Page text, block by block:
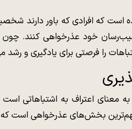
است که افرادی که باور دارند
خود عذرخواهی کنند. چون
را فرصتی برای یادگیری و رشد
معنای اعتراف به اشتباهاتی
بخش‌های عذرخواهی است که